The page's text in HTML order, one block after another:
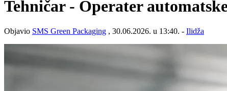
Tehničar - Operater
Objavio SMS Green Packaging , 30.06.2026. u 13:40. - Ilidža